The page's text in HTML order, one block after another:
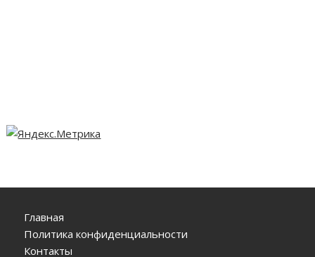
Главная
Политика конфиденциальности
Контакты